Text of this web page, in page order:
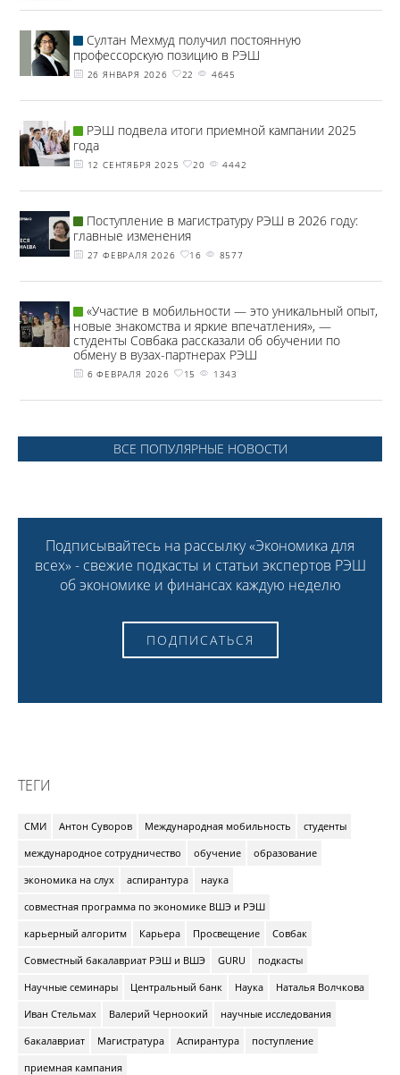
Султан Мехмуд получил постоянную
профессорскую позицию в РЭШ
26 ЯНВАРЯ 2026 22 4645
РЭШ подвела итоги приемной кампании 2025
года
12 СЕНТЯБРЯ 2025 20 4442
Поступление в магистратуру РЭШ в 2026 году:
главные изменения
27 ФЕВРАЛЯ 2026 16 8577
«Участие в мобильности — это уникальный опыт,
новые знакомства и яркие впечатления», —
студенты Совбака рассказали об обучении по
обмену в вузах-партнерах РЭШ
6 ФЕВРАЛЯ 2026 15 1343
ВСЕ ПОПУЛЯРНЫЕ НОВОСТИ
Подписывайтесь на рассылку «Экономика для
всех» - свежие подкасты и статьи экспертов РЭШ
об экономике и финансах каждую неделю
ПОДПИСАТЬСЯ
ТЕГИ
СМИ Антон Суворов Международная мобильность
студенты
международное сотрудничество
обучение
образование
экономика на слух
аспирантура
наука
совместная программа по экономике ВШЭ и РЭШ
карьерный алгоритм
Карьера Просвещение
Совбак
Совместный бакалавриат РЭШ и ВШЭ
GURU
подкасты
Научные семинары
Центральный банк Наука
Наталья Волчкова
Иван Стельмах
Валерий Черноокий
научные исследования
бакалавриат
Магистратура Аспирантура
поступление
приемная кампания